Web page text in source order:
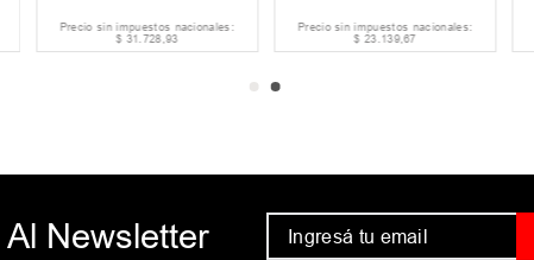
Precio sin impuestos nacionales:
$ 31.728,93
Precio sin impuestos nacionales:
$ 23.139,67
Newsletter